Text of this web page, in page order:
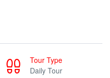
Tour Type
Daily Tour